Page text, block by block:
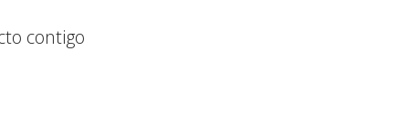
contigo